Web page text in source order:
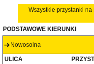
Wszystkie przystanki
PODSTAWOWE KIERUNKI
Nowosolna
ULICA